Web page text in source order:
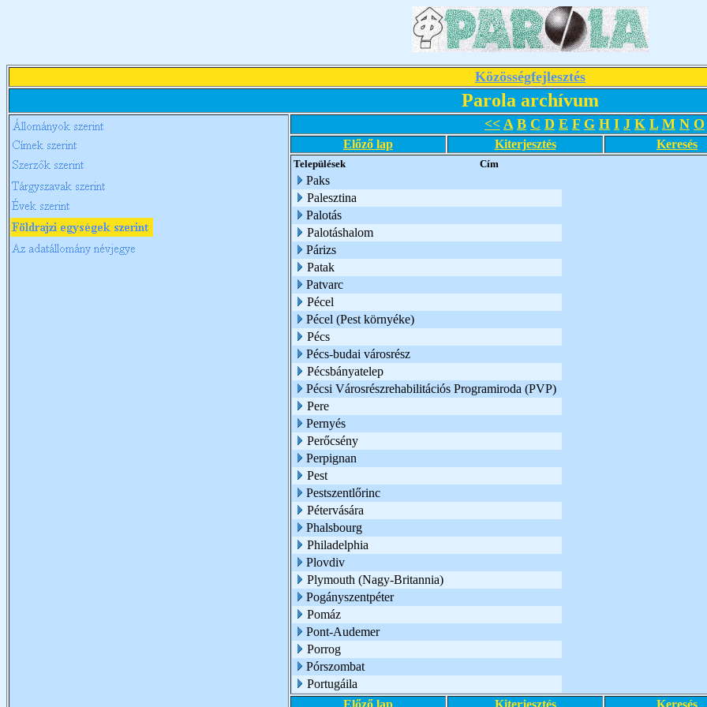
Közösségfejlesztés
Parola archívum
<< A B C D E F G H I J K L M N O
Előző lap Kiterjesztés Keresés
Települések Cím
Paks
Palesztina
Palotás
Palotáshalom
Párizs
Patak
Patvarc
Pécel
Pécel (Pest környéke)
Pécs
Pécs-budai városrész
Pécsbányatelep
Pécsi Városrészrehabilitációs Programiroda (PVP)
Pere
Pernyés
Perőcsény
Perpignan
Pest
Pestszentlőrinc
Pétervására
Phalsbourg
Philadelphia
Plovdiv
Plymouth (Nagy-Britannia)
Pogányszentpéter
Pomáz
Pont-Audemer
Porrog
Pórszombat
Portugáila
Előző lap
Kiterjesztés Keresés